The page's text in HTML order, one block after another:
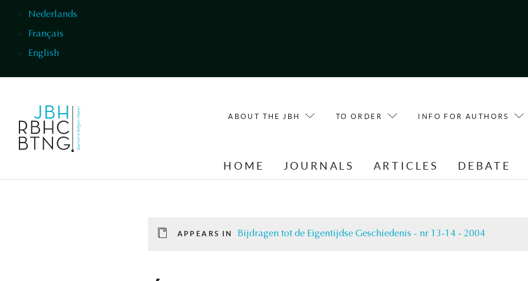
Nederlands
Français
English
ABOUT THE JBH TO ORDER INFO FOR AUTHORS
HOME JOURNALS ARTICLES DEBATE
APPEARS IN Bijdragen tot de Eigentijdse Geschiedenis - nr 13-14 - 2004